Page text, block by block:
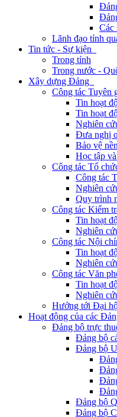
Các
Lãnh đạo tỉnh
Tin tức - Sự kiện
Trong tỉnh
Trong nước -
Xây dựng Đảng
Công tác Tuyên
Tin hoạt
Tin hoạt
Nghiên
Đưa nghị
Bảo vệ
Học tập
Công tác Tổ
Công tác
Nghiên
Quy trình
Công tác Kiểm
Tin hoạt
Nghiên
Công tác Nội
Tin hoạt
Nghiên
Công tác Văn
Tin hoạt
Nghiên
Hướng tới Đại
Hoạt động của các
Đảng bộ trực
Đảng bộ
Đảng bộ
Đảng bộ
Đảng bộ